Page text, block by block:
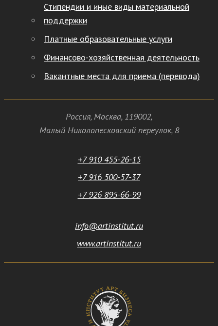
Стипендии и иные виды материальной
поддержки
Платные образовательные услуги
Финансово-хозяйственная деятельность
Вакантные места для приема (перевода)
Россия, Москва, 119002,
Малый Николопесковский переулок,8
+7 910 455-26-15
+7 916 500-57-37
+7 926 895-66-99
info@artinstitut.ru
www.artinstitut.ru